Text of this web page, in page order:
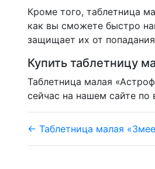
Кроме того, таблетница
как вы сможете быстро
защищает их от
Купить таблетницу
Таблетница малая
сейчас на нашем сайте по
← Таблетница малая